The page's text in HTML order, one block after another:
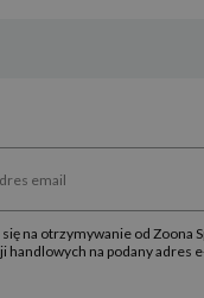
na otrzymywanie od Zoona
handlowych na podany adres